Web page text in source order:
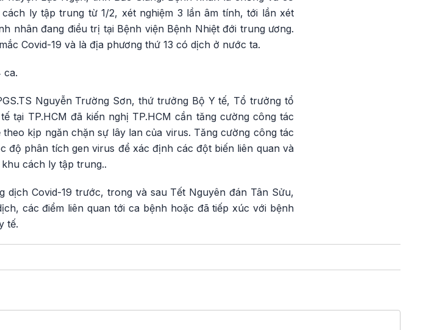
ly tập trung từ 1/2, xét nghiệm 3 lần âm tính, tới lần xét
nhân đang điều trị tại Bệnh viện Bệnh Nhiệt đới trung ương.
Covid-19 và là địa phương thứ 13 có dịch ở nước ta.
ca.
Nguyễn Trường Sơn, thứ trưởng Bộ Y tế, Tổ trưởng tổ
tại TP.HCM đã kiến nghị TP.HCM cần tăng cường công tác
kịp ngăn chặn sự lây lan của virus. Tăng cường công tác
độ phân tích gen virus để xác định các đột biến liên quan và
cách ly tập trung..
dịch Covid-19 trước, trong và sau Tết Nguyên đán Tân Sửu,
các điểm liên quan tới ca bệnh hoặc đã tiếp xúc với bệnh
tế.